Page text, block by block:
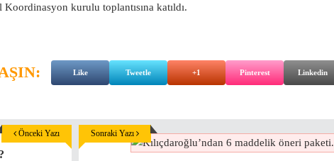
kurulu toplantısına katıldı.
Like Tweetle +1 Pinterest Linkedin
Önceki Yazı Sonraki Yazı